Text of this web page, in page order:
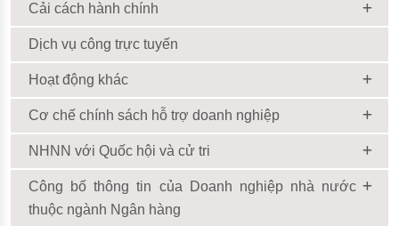
Cải cách hành chính
Dịch vụ công trực tuyến
Hoạt động khác
Cơ chế chính sách hỗ trợ doanh nghiệp
NHNN với Quốc hội và cử tri
Công bố thông tin của Doanh nghiệp nhà nước
thuộc ngành Ngân hàng